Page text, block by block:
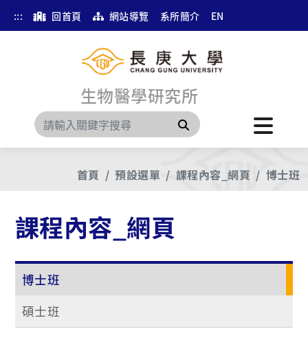
::: 回首頁 網站導覽 系所簡介 EN
生物醫學研究所
搜尋
首頁 預設選單 課程內容_網頁 博士班
課程內容_網頁
博士班
碩士班